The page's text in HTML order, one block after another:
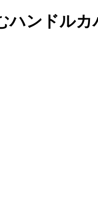
ハンドル